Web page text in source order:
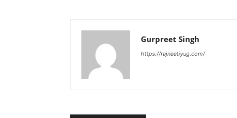
Gurpreet Singh
https://rajneetiyug.com/